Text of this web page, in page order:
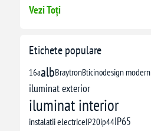
Vezi Toți
Etichete populare
16aalbBraytronBticinodesign modern
iluminat exterior
iluminat interior
instalatii electriceIP20ip44IP65